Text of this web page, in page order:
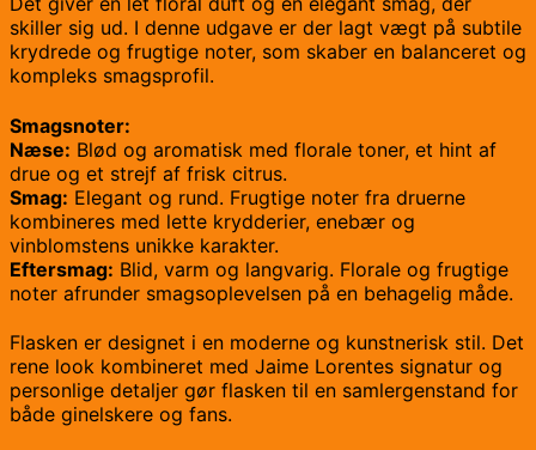
skiller sig ud. I denne udgave er der lagt vægt på subtile
krydrede og frugtige noter, som skaber en balanceret og
kompleks smagsprofil.
Smagsnoter:
Næse: Blød og aromatisk med florale toner, et hint af
drue og et strejf af frisk citrus.
Smag: Elegant og rund. Frugtige noter fra druerne
kombineres med lette krydderier, enebær og
vinblomstens unikke karakter.
Eftersmag: Blid, varm og langvarig. Florale og frugtige
noter afrunder smagsoplevelsen på en behagelig måde.
Flasken er designet i en moderne og kunstnerisk stil. Det
rene look kombineret med Jaime Lorentes signatur og
personlige detaljer gør flasken til en samlergenstand for
både ginelskere og fans.